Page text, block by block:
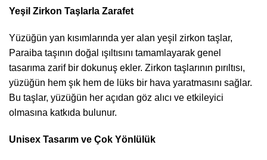
Yeşil Zirkon Taşlarla Zarafet
Yüzüğün yan kısımlarında yer alan yeşil zirkon taşlar,
Paraiba taşının doğal ışıltısını tamamlayarak genel
tasarıma zarif bir dokunuş ekler. Zirkon taşlarının pırıltısı,
yüzüğün hem şık hem de lüks bir hava yaratmasını sağlar.
Bu taşlar, yüzüğün her açıdan göz alıcı ve etkileyici
olmasına katkıda bulunur.
Unisex Tasarım ve Çok Yönlülük